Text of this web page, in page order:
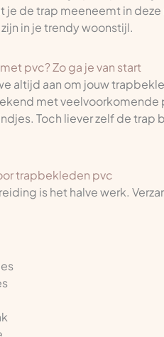
je de trap meeneemt in
in je trendy woonstijl.
pvc? Zo ga je van start
altijd aan om jouw
met veelvoorkomende
Toch liever zelf de
trapbekleden pvc
is het halve werk.